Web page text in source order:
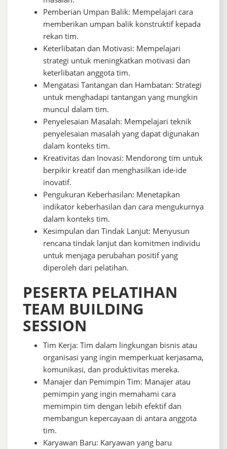
Pemberian Umpan Balik: Mempelajari cara
memberikan umpan balik konstruktif kepada
rekan tim.
Keterlibatan dan Motivasi: Mempelajari
strategi untuk meningkatkan motivasi dan
keterlibatan anggota tim.
Mengatasi Tantangan dan Hambatan: Strategi
untuk menghadapi tantangan yang mungkin
muncul dalam tim.
Penyelesaian Masalah: Mempelajari teknik
penyelesaian masalah yang dapat digunakan
dalam konteks tim.
Kreativitas dan Inovasi: Mendorong tim untuk
berpikir kreatif dan menghasilkan ide-ide
inovatif.
Pengukuran Keberhasilan: Menetapkan
indikator keberhasilan dan cara mengukurnya
dalam konteks tim.
Kesimpulan dan Tindak Lanjut: Menyusun
rencana tindak lanjut dan komitmen individu
untuk menjaga perubahan positif yang
diperoleh dari pelatihan.
PESERTA PELATIHAN
TEAM BUILDING
SESSION
Tim Kerja: Tim dalam lingkungan bisnis atau
organisasi yang ingin memperkuat kerjasama,
komunikasi, dan produktivitas mereka.
Manajer dan Pemimpin Tim: Manajer atau
pemimpin yang ingin memahami cara
memimpin tim dengan lebih efektif dan
membangun kepercayaan di antara anggota
tim.
Karyawan Baru: Karyawan yang baru